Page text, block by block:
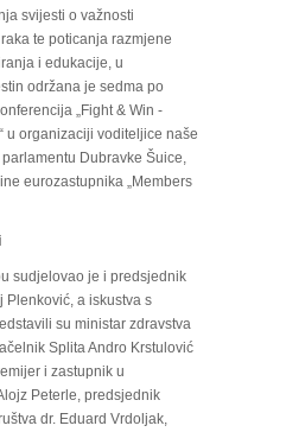
svijesti o važnosti
te poticanja razmjene
i edukacije, u
održana je sedma po
„Fight & Win -
u organizaciji voditeljice naše
Dubravke Šuice,
eurozastupnika „Members
sudjelovao je i predsjednik
Plenković, a iskustva s
su ministar zdravstva
Splita Andro Krstulović
i zastupnik u
Peterle, predsjednik
dr. Eduard Vrdoljak,